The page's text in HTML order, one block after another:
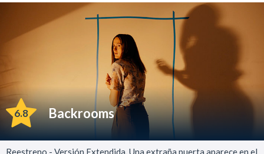
6.8 Backrooms
Reestreno - Versión Extendida. Una extraña puerta aparece en el